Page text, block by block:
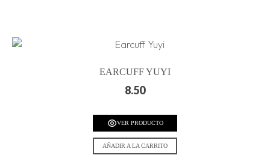
EARCUFF YUYI
8.50
VER PRODUCTO
AÑADIR A LA CARRITO